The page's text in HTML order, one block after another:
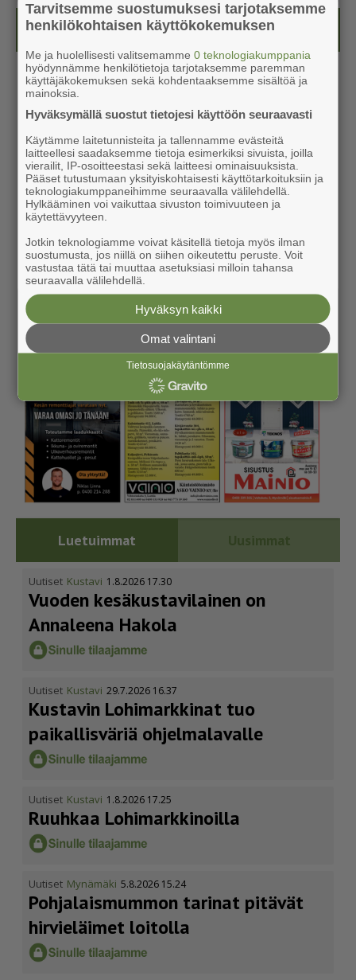
Kesälehti (ilmainen)
Luetuimmat Uusimmat
Uutiset Kustavi 1.8.2026 17.30
Vuoden kesäkus­ta­vi­lainen on
Annaleena Hakola
Uutiset Kustavi 29.7.2026 16.37
Kustavin Lohimarkkinat tuo
paikallisväriä ohjelmalavalle
Uutiset Kustavi 1.8.2026 17.25
Ruuhkaa Lohimark­ki­noilla
Uutiset Mynämäki 5.8.2026 15.24
Pohja­lais­mummon tarinat pitävät
hirvieläimet loitolla
Tarvitsemme suostumuksesi tarjotaksemme
henkilökohtaisen käyttökokemuksen
Me ja huolellisesti valitsemamme0 teknologiakumppania
hyödynnämme henkilötietoja tarjotaksemme paremman
käyttäjäkokemuksen sekä kohdentaaksemme sisältöä ja
mainoksia.
Hyväksymällä suostut tietojesi käyttöön seuraavasti
Käytämme laitetunnisteita ja tallennamme evästeitä
laitteellesi saadaksemme tietoja esimerkiksi sivuista, joilla
vierailit, IP-osoitteestasi sekä laitteesi ominaisuuksista.
Pääset tutustumaan yksityiskohtaisesti käyttötarkoituksiin ja
teknologiakumppaneihimme seuraavalla välilehdellä.
Hylkääminen voi vaikuttaa sivuston toimivuuteen ja
käytettävyyteen.
Jotkin teknologiamme voivat käsitellä tietoja myös ilman
suostumusta, jos niillä on siihen oikeutettu peruste. Voit
vastustaa tätä tai muuttaa asetuksiasi milloin tahansa
seuraavalla välilehdellä.
Hyväksyn kaikki
Omat valintani
Tietosuojakäytäntömme